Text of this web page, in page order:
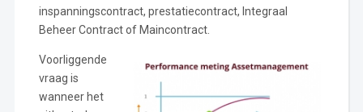
inspanningscontract, prestatiecontract, Integraal
Beheer Contract of Maincontract.
Voorliggende
vraag is
wanneer het